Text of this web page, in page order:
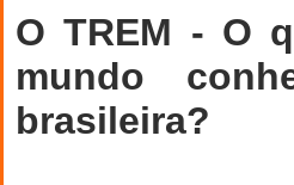
O TREM - O
mundo
brasileira?